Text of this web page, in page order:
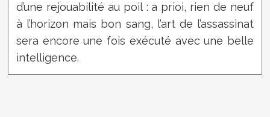
d’une rejouabilité au poil : a prioi, rien de neuf
à l’horizon mais bon sang, l’art de l’assassinat
sera encore une fois exécuté avec une belle
intelligence.